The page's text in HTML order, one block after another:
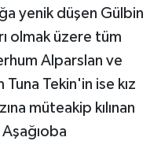
yenik düşen Gülbin
olmak üzere tüm
Alparslan ve
Tuna Tekin'in ise kız
müteakip kılınan
Aşağıoba